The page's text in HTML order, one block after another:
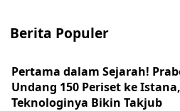
Berita Populer
Pertama dalam Sejarah!
Undang 150 Periset ke Istana,
Teknologinya Bikin Takjub